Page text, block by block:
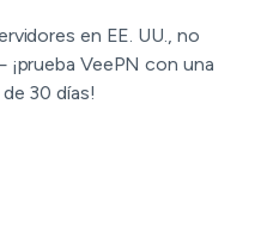
en EE. UU., no
VeePN con una
30 días!